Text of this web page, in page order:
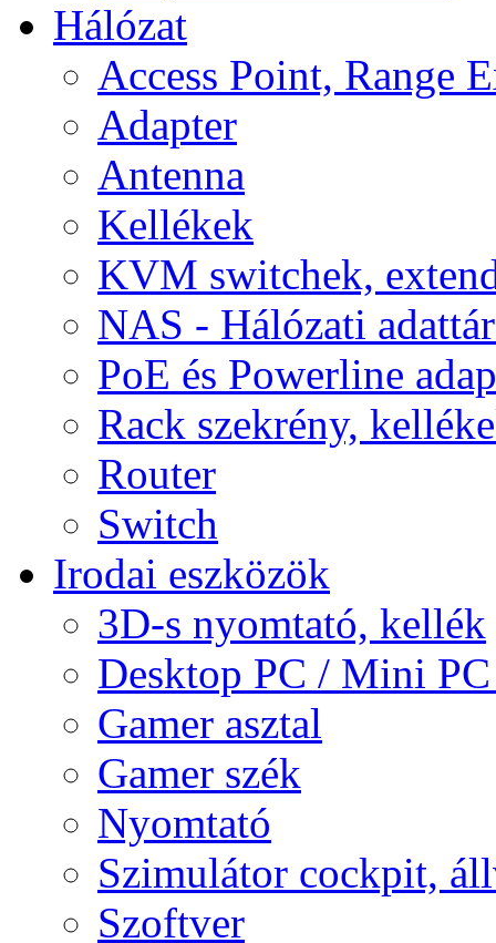
Hálózat
Access Point, Range
Adapter
Antenna
Kellékek
KVM switchek,
NAS - Hálózati
PoE és Powerline
Rack szekrény,
Router
Switch
Irodai eszközök
3D-s nyomtató, kellék
Desktop PC / Mini
Gamer asztal
Gamer szék
Nyomtató
Szimulátor cockpit,
Szoftver